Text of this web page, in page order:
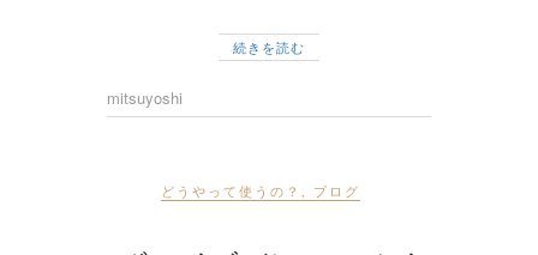
続きを読む
mitsuyoshi
どうやって使うの？ , ブログ